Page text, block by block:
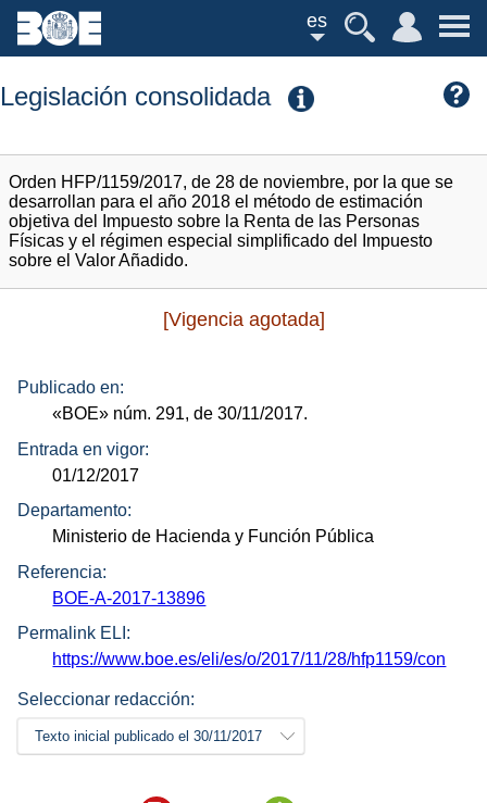
es
Legislación consolidada
Orden HFP/1159/2017, de 28 de noviembre, por la que se
desarrollan para el año 2018 el método de estimación
objetiva del Impuesto sobre la Renta de las Personas
Físicas y el régimen especial simplificado del Impuesto
sobre el Valor Añadido.
[Vigencia agotada]
Publicado en:
«BOE» núm. 291, de 30/11/2017.
Entrada en vigor:
01/12/2017
Departamento:
Ministerio de Hacienda y Función Pública
Referencia:
BOE-A-2017-13896
Permalink ELI:
https://www.boe.es/eli/es/o/2017/11/28/hfp1159/con
Seleccionar redacción:
Texto inicial publicado el 30/11/2017